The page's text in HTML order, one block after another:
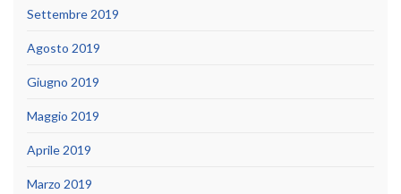
Settembre 2019
Agosto 2019
Giugno 2019
Maggio 2019
Aprile 2019
Marzo 2019